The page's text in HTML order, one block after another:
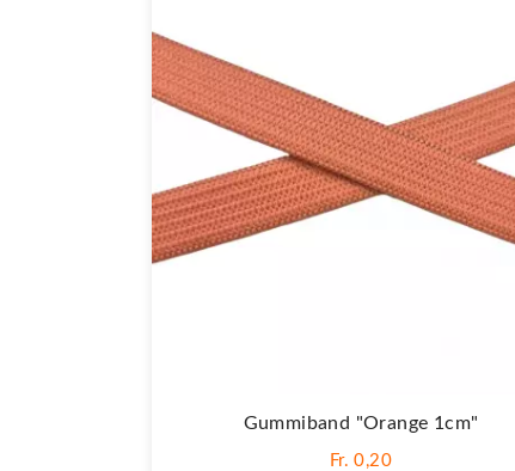
Gummiband "Orange 1cm"
Fr. 0,20